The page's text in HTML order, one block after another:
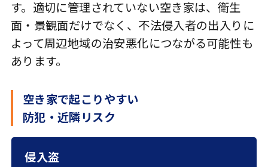
す。適切に管理されていない空き家は、衛生
面・景観面だけでなく、不法侵入者の出入りに
よって周辺地域の治安悪化につながる可能性も
あります。
空き家で起こりやすい
防犯・近隣リスク
リスク
侵入盗